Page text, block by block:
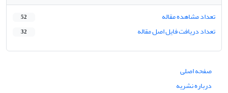
تعداد مشاهده مقاله 52
تعداد دریافت فایل اصل مقاله 32
صفحه اصلی
درباره نشریه